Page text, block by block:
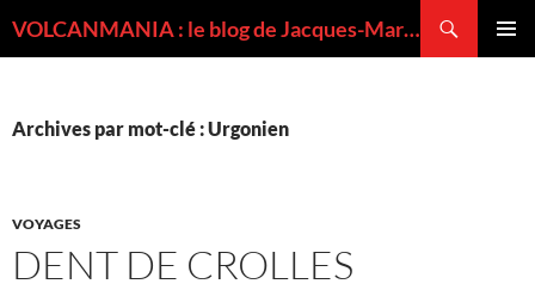
VOLCANMANIA : le blog de Jacques-Marie BARDINTZEFF, volcanologue
Archives par mot-clé : Urgonien
VOYAGES
DENT DE CROLLES